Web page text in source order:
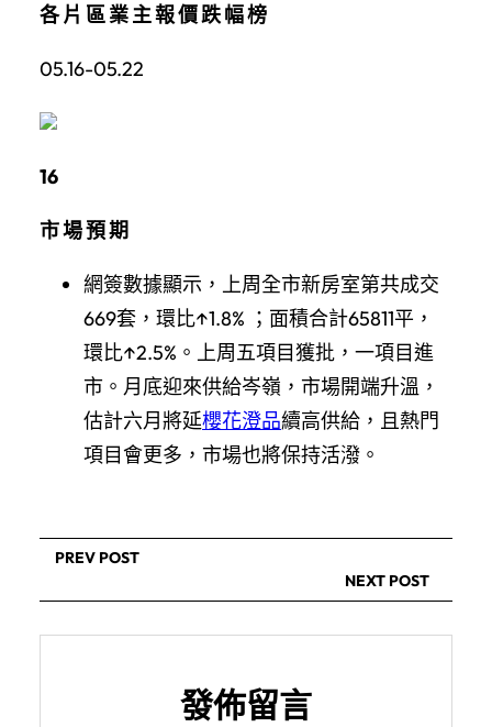
各 片 區 業 主 報 價 跌 幅 榜
05.16-05.22
16
市 場 預 期
網簽數據顯示，上周全市新房室第共成交
669套，環比↑1.8% ；面積合計65811平，
環比↑2.5%。上周五項目獲批，一項目進
市。月底迎來供給岑嶺，市場開端升溫，
估計六月將延櫻花澄品續高供給，且熱門
項目會更多，市場也將保持活潑。
PREV POST
NEXT POST
發佈留言